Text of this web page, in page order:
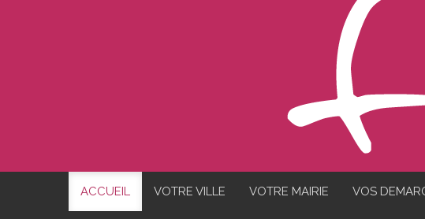
ACCUEIL VOTRE VILLE VOTRE MAIRIE VOS